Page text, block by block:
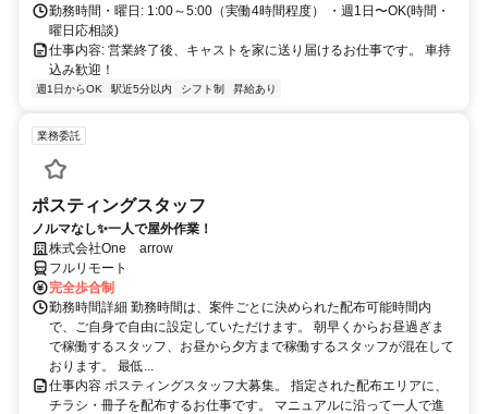
勤務時間・曜日: 1:00～5:00（実働4時間程度） ・週1日〜OK(時間・
曜日応相談)
仕事内容: 営業終了後、キャストを家に送り届けるお仕事です。 車持
込み歓迎！
週1日からOK 駅近5分以内 シフト制 昇給あり
業務委託
ポスティングスタッフ
ノルマなし✨一人で屋外作業！
株式会社One arrow
フルリモート
完全歩合制
勤務時間詳細 勤務時間は、案件ごとに決められた配布可能時間内
で、ご自身で自由に設定していただけます。 朝早くからお昼過ぎま
で稼働するスタッフ、お昼から夕方まで稼働するスタッフが混在して
おります。 最低...
仕事内容 ポスティングスタッフ大募集。 指定された配布エリアに、
チラシ・冊子を配布するお仕事です。 マニュアルに沿って一人で進